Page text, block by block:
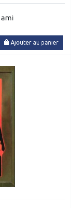
ami
Ajouter au panier